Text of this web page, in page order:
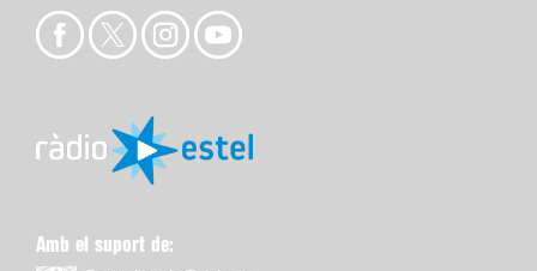
Amb el suport de: